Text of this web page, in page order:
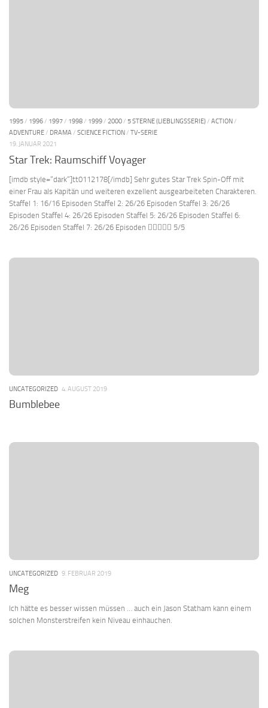
1995/ 1996/ 1997/ 1998/ 1999/ 2000/ 5 STERNE (LIEBLINGSSERIE)/ ACTION/
ADVENTURE/ DRAMA / SCIENCE FICTION/ TV-SERIE
19. JANUAR 2021
Star Trek: Raumschiff Voyager
[imdb style=“dark“]tt0112178[/imdb] Sehr gutes Star Trek Spin-Off mit
einer Frau als Kapitän und weiteren exzellent ausgearbeiteten Charakteren.
Staffel 1: 16/16 Episoden Staffel 2: 26/26 Episoden Staffel 3: 26/26
Episoden Staffel 4: 26/26 Episoden Staffel 5: 26/26 Episoden Staffel 6:
26/26 Episoden Staffel 7: 26/26 Episoden  5/5
UNCATEGORIZED 4. AUGUST 2019
Bumblebee
UNCATEGORIZED 9. FEBRUAR 2019
Meg
Ich hätte es besser wissen müssen … auch ein Jason Statham kann einem
solchen Monsterstreifen kein Niveau einhauchen.